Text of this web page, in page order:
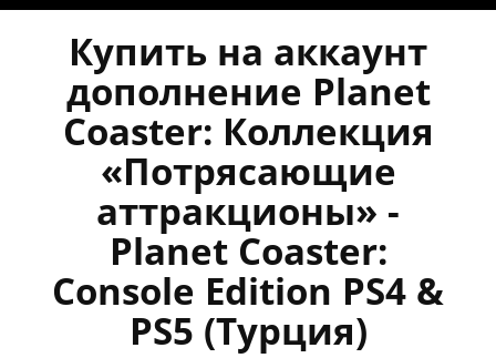
Купить на аккаунт
дополнение Planet
Coaster: Коллекция
«Потрясающие
аттракционы» -
Planet Coaster:
Console Edition PS4 &
PS5 (Турция)